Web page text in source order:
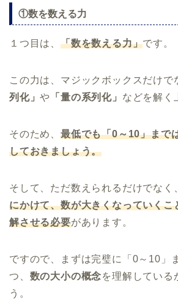
①数を数える力
１つ目は、 「数を数える力」です。
この力は、マジックボックスだけで
列化」や 「量の系列化」 などを解く
そのため、 最低でも「0～10」まで
しておきましょう。
そして、ただ数えられるだけでなく
にかけて、数が大きくなっていくこ
解させる必要があります。
ですので、まずは完璧に「0～10」
つ、 数の大小の概念を理解している
う。